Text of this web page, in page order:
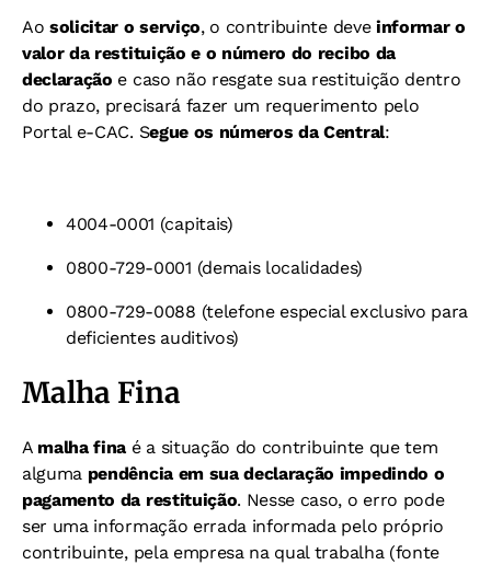
Aosolicitar o serviço, o contribuinte deve informar o
valor da restituição e o número do recibo da
declaração e caso não resgate sua restituição dentro
do prazo, precisará fazer um requerimento pelo
Portal e-CAC. Segue os números da Central:
4004-0001 (capitais)
0800-729-0001 (demais localidades)
0800-729-0088 (telefone especial exclusivo para
deficientes auditivos)
Malha Fina
A malha fina é a situação do contribuinte que tem
alguma pendência em sua declaração impedindo o
pagamento da restituição. Nesse caso, o erro pode
ser uma informação errada informada pelo próprio
contribuinte, pela empresa na qual trabalha (fonte